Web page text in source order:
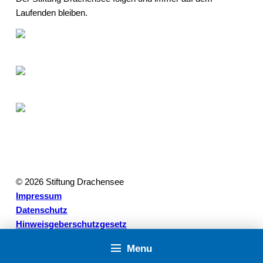
Menu
Laufenden bleiben.
© 2026 Stiftung Drachensee
Impressum
Datenschutz
Hinweisgeberschutzgesetz